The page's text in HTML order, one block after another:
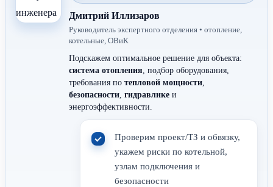
Дмитрий Иллизаров
Руководитель экспертного отделения • отопление,
котельные, ОВиК
Подскажем оптимальное решение для объекта:
система отопления, подбор оборудования,
требования по тепловой мощности,
безопасности, гидравлике и
энергоэффективности.
Проверим проект/ТЗ и обвязку,
укажем риски по котельной,
узлам подключения и
безопасности